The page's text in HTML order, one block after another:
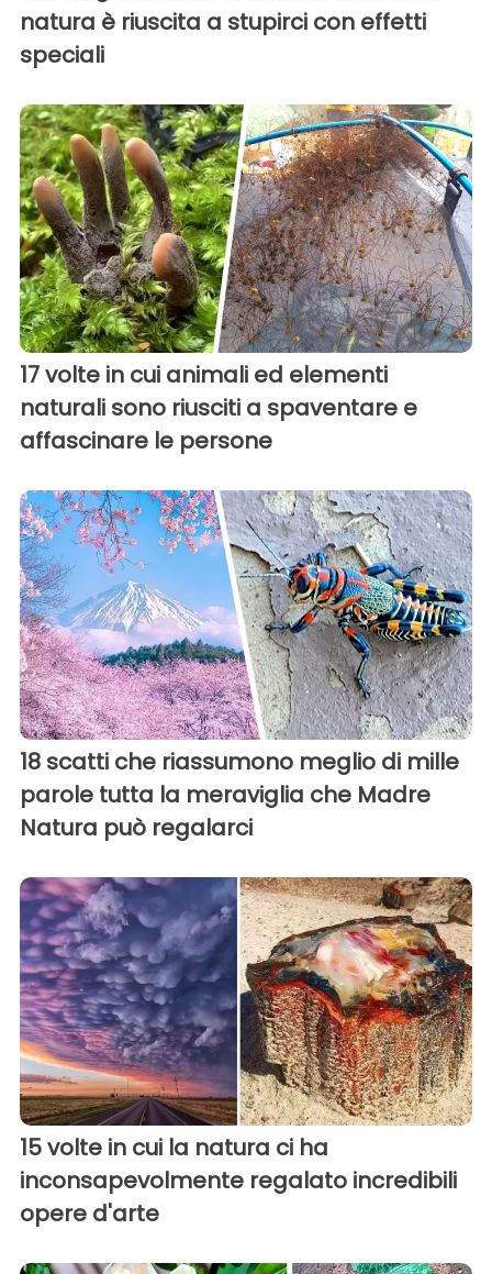
natura è riuscita a stupirci con effetti
speciali
17 volte in cui animali ed elementi
naturali sono riusciti a spaventare e
affascinare le persone
18 scatti che riassumono meglio di mille
parole tutta la meraviglia che Madre
Natura può regalarci
15 volte in cui la natura ci ha
inconsapevolmente regalato incredibili
opere d'arte